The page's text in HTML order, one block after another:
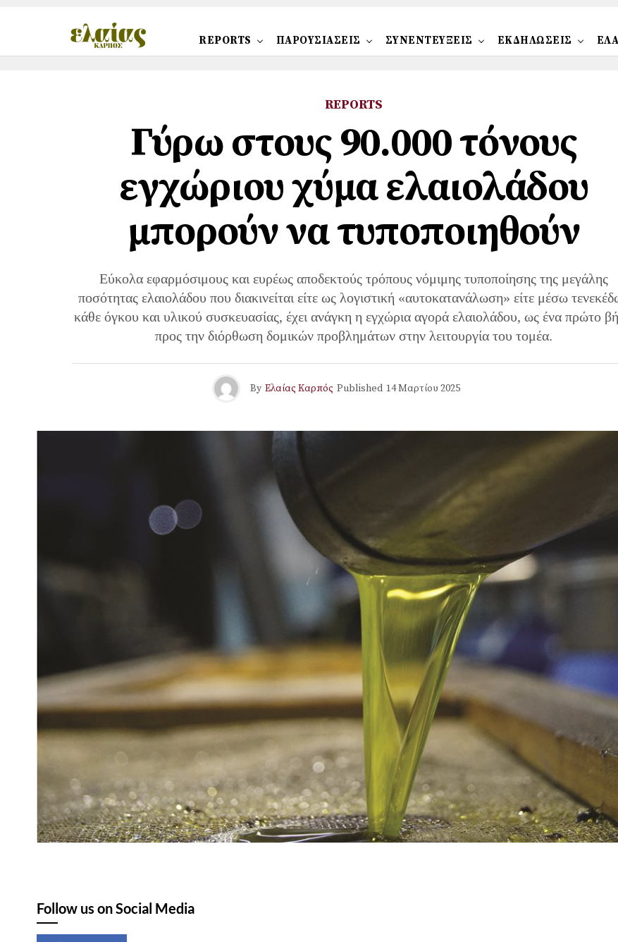
REPORTS ΠΑΡΟΥΣΙΑΣΕΙΣ ΣΥΝΕΝΤΕΥΞΕΙΣ ΕΚΔΗΛΩΣΕΙΣ
REPORTS
Γύρω στους 90.000 τόνους
εγχώριου χύμα ελαιολάδου
μπορούν να τυποποιηθούν
Εύκολα εφαρμόσιμους και ευρέως αποδεκτούς τρόπους νόμιμης τυποποίησης της μεγάλης
ποσότητας ελαιολάδου που διακινείται είτε ως λογιστική «αυτοκατανάλωση» είτε μέσω
κάθε όγκου και υλικού συσκευασίας, έχει ανάγκη η εγχώρια αγορά ελαιολάδου, ως ένα πρώτο
προς την διόρθωση δομικών προβλημάτων στην λειτουργία του τομέα.
By Ελαίας Καρπός Published 14 Μαρτίου 2025
Follow us on Social Media